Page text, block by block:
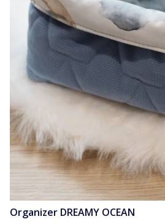
Organizer DREAMY OCEAN